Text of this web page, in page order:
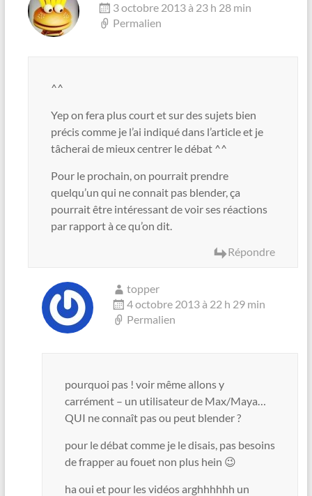
3 octobre 2013 à 23 h 28 min
Permalien
^^
Yep on fera plus court et sur des sujets bien
précis comme je l’ai indiqué dans l’article et je
tâcherai de mieux centrer le débat ^^
Pour le prochain, on pourrait prendre
quelqu’un qui ne connait pas blender, ça
pourrait être intéressant de voir ses réactions
par rapport à ce qu’on dit.
Répondre
topper
4 octobre 2013 à 22 h 29 min
Permalien
pourquoi pas ! voir même allons y
carrément – un utilisateur de Max/Maya…
QUI ne connaît pas ou peut blender ?
pour le débat comme je le disais, pas besoins
de frapper au fouet non plus hein 😉
ha oui et pour les vidéos arghhhhhh un